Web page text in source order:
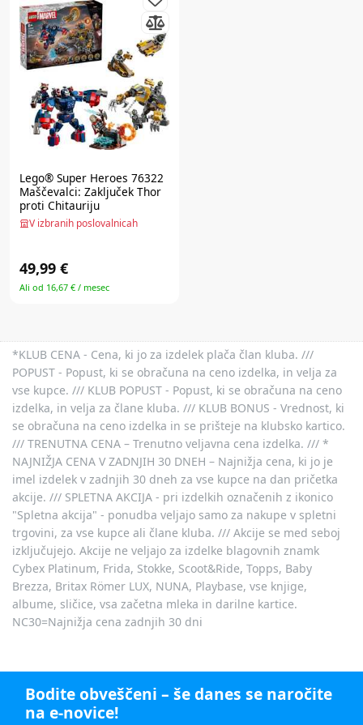
Lego® Super Heroes 76322
Maščevalci: Zaključek Thor
proti Chitauriju
V izbranih poslovalnicah
49,99 €
Ali od 16,67 € / mesec
*KLUB CENA - Cena, ki jo za izdelek plača član kluba. ///
POPUST - Popust, ki se obračuna na ceno izdelka, in velja za
vse kupce. /// KLUB POPUST - Popust, ki se obračuna na ceno
izdelka, in velja za člane kluba. /// KLUB BONUS - Vrednost, ki
se obračuna na ceno izdelka in se prišteje na klubsko kartico.
/// TRENUTNA CENA – Trenutno veljavna cena izdelka. /// *
NAJNIŽJA CENA V ZADNJIH 30 DNEH – Najnižja cena, ki jo je
imel izdelek v zadnjih 30 dneh za vse kupce na dan pričetka
akcije. /// SPLETNA AKCIJA - pri izdelkih označenih z ikonico
"Spletna akcija" - ponudba veljajo samo za nakupe v spletni
trgovini, za vse kupce ali člane kluba. /// Akcije se med seboj
izključujejo. Akcije ne veljajo za izdelke blagovnih znamk
Cybex Platinum, Frida, Stokke, Scoot&Ride, Topps, Baby
Brezza, Britax Römer LUX, NUNA, Playbase, vse knjige,
albume, sličice, vsa začetna mleka in darilne kartice.
NC30=Najnižja cena zadnjih 30 dni
Bodite obveščeni – še danes se naročite
na e-novice!